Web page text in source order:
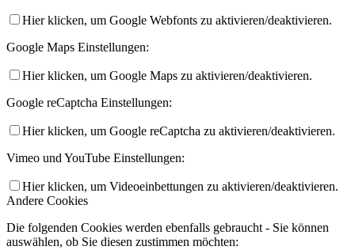
Hier klicken, um Google Webfonts zu aktivieren/deaktivieren.
Google Maps Einstellungen:
Hier klicken, um Google Maps zu aktivieren/deaktivieren.
Google reCaptcha Einstellungen:
Hier klicken, um Google reCaptcha zu aktivieren/deaktivieren.
Vimeo und YouTube Einstellungen:
Hier klicken, um Videoeinbettungen zu aktivieren/deaktivieren.
Andere Cookies
Die folgenden Cookies werden ebenfalls gebraucht - Sie können
auswählen, ob Sie diesen zustimmen möchten: